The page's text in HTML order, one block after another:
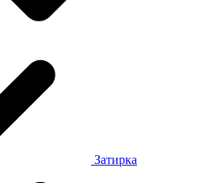
Затирка